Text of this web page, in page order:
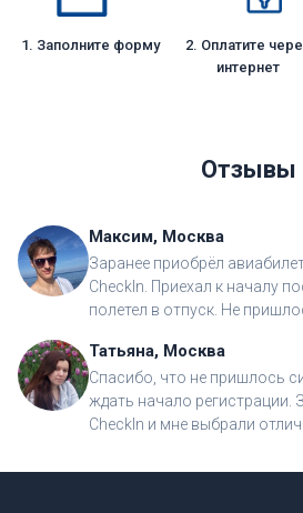
1. Заполните форму
2. Оплатите
интернет
Отзывы
Максим, Москва
Заранее приобрёл
CheckIn. Приехал к началу
полетел в отпуск. Не
Татьяна, Москва
Спасибо, что не пришлось
ждать начало регистрации.
CheckIn и мне выбрали